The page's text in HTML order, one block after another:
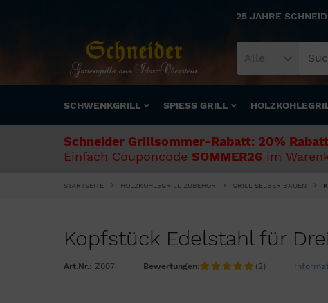
25 JAHRE
Alle
SCHWENKGRILL SPIESS GRILL
Schneider Grillsommer-Rabatt: 20% Rabatt
Einfach Couponcode SOMMER26 im
STARTSEITE HOLZKOHLEGRILL ZUBEHÖR GRILL SELBER BAUEN
Kopfstück Edelstahl für
Art.Nr.: Z007 Bewertungen: (2)